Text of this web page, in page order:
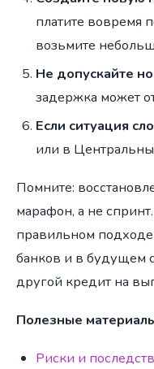
платите вовремя
возьмите
Не допускайте
задержка может
Если ситуация
или в
Помните:
марафон, а не
правильном
банков и в будущем
другой кредит на
Полезные
Риски и